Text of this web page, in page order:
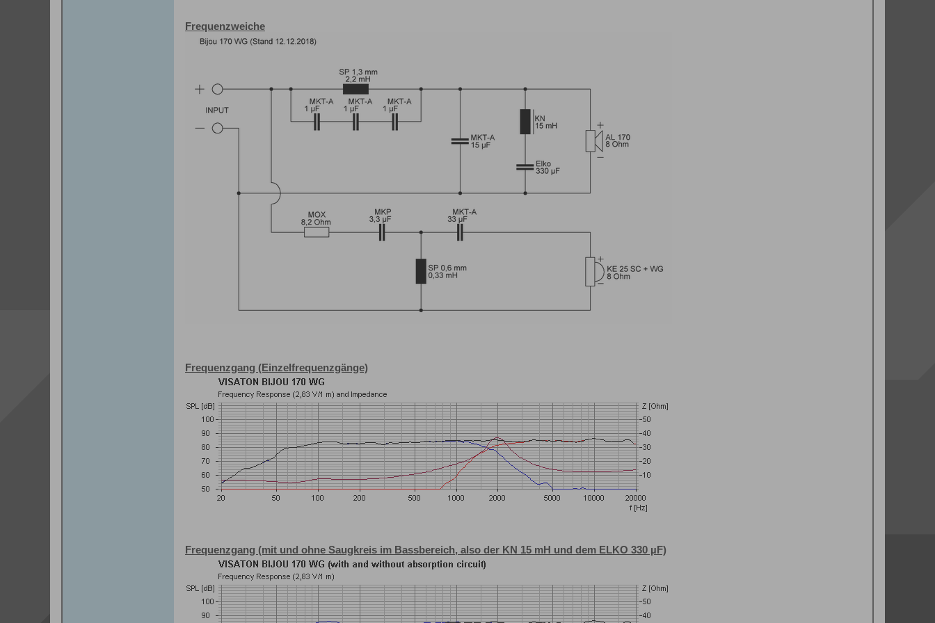
Frequenzweiche
Frequenzgang (Einzelfrequenzgänge)
Frequenzgang (mit und ohne Saugkreis im Bassbereich, also der KN 15 mH und dem ELKO 330 µF)